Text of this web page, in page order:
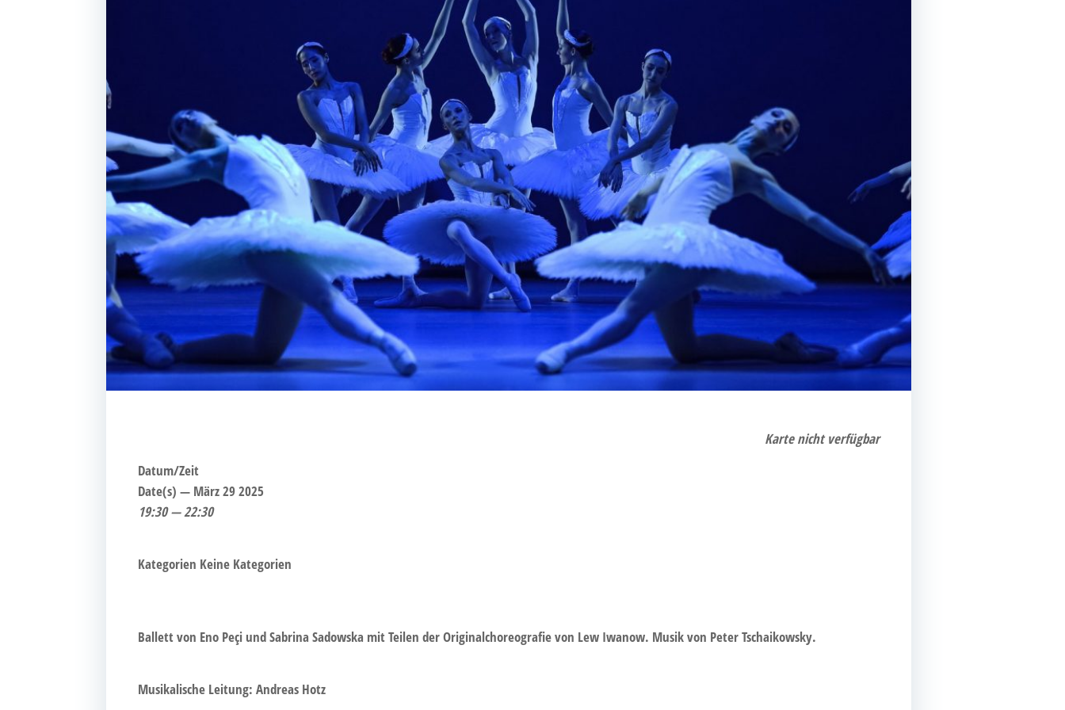
Kar­te nicht verfügbar
Datum/Zeit
Date(s) — März 29 2025
19:30 — 22:30
Kate­go­rien Kei­ne Kategorien
Bal­lett von Eno Peçi und Sabri­na Sadows­ka mit Tei­len der Ori­gi­nal­cho­reo­gra­fie von Lew Iwa­now. Musik von Peter Tschaikowsky.
Musi­ka­li­sche Lei­tung: Andre­as Hotz